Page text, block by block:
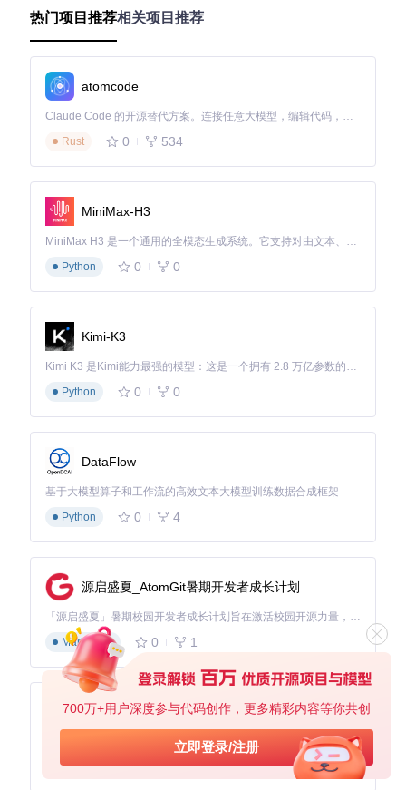
700万+用户深度参与代码创作，更多精彩内容等你共创
立即登录/注册
兼容旧系统。
技术选型时需考虑以下因素：
系统兼容性
统，可针对特定模块保留协议格式
：路径格式更符合开发者对URI的认知习惯，学
长期维护
：FastMCP团队明确表示将在未来版本中移除对
性能要求：路径格式可使用标准URI解析器处理，性能优于
需要自定义解析的协议格式
三步实施：FastMCP资源前缀落地指南
第一步：基础配置与环境准备
from fastmcp.server.server import FastMCP
# 创建使用路径格式的服务器实例
也可通过全局配置修改默认行为，使用temporary_settings
上下文管理器临时调整配置：
import
from fastmcp.utilities.tests
# 在该上下文中创建的所有服务器默认使用路径格式
    server = FastMCP(
"order-service"
第二步：模块挂载与自动前缀管理
FastMCP的mount
务器的所有资源自动添加指定前缀：
main_server = FastMCP("main-server"
user_server = FastMCP("user-server")
热门项目推荐相关项目推荐
atomcode
Claude Code 的开源替代方案。连接任意大模型，编辑代码，运行命令，自动验证 — 全自动执行。用 Rust 构建，极致性能。 ｜ An open-source alternative to Claude Code. Connect any LLM, edit code, run commands, and verify changes — autonomously. Built in Rust for speed. Get Started
Rust
0 534
MiniMax-H3
MiniMax H3 是一个通用的全模态生成系统。它支持对由文本、图像、视频和音频组成的多模态上下文进行统一理解，并能生成分辨率高达 2K、时长可达 15 秒的带原生立体声音频的视频。得益于面向任务泛化的系统设计，H3 在预训练阶段就已具备广泛的多模态上下文理解与生成能力，能够出色地执行复杂的多模态指令。
Python
0 0
Kimi-K3
Kimi K3 是Kimi能力最强的模型：这是一个拥有 2.8 万亿参数的混合专家（MoE）模型，具备原生视觉理解能力，并支持 100 万 token 的上下文窗口。
Python
0 0
DataFlow
基于大模型算子和工作流的高效文本大模型训练数据合成框架
Python
0 4
源启盛夏_AtomGit暑期开发者成长计划
「源启盛夏」暑期校园开发者成长计划旨在激活校园开源力量，通过积分激励、认证扶持、资源倾斜等形式，引导高校组织和开发者完成「入驻 — 建项目 — 做贡献 — 获认证 — 得资源」的完整闭环。无论你是想带领社团入驻平台的组织者，还是希望用代码贡献证明自己的开发者，都能在这里找到属于你的成长路径。
Markdown
0 1
py-xiaozhi
基于Python的Xiaozhi AI，适用于想要完整Xiaozhi体验而无需拥有专用硬件的用户。
Python
0 1